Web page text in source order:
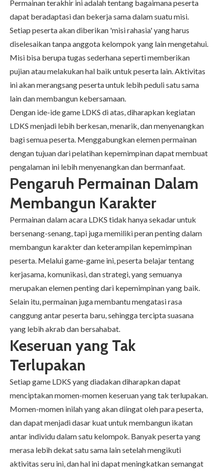
Permainan terakhir ini adalah tentang bagaimana peserta
dapat beradaptasi dan bekerja sama dalam suatu misi.
Setiap peserta akan diberikan 'misi rahasia' yang harus
diselesaikan tanpa anggota kelompok yang lain mengetahui.
Misi bisa berupa tugas sederhana seperti memberikan
pujian atau melakukan hal baik untuk peserta lain. Aktivitas
ini akan merangsang peserta untuk lebih peduli satu sama
lain dan membangun kebersamaan.
Dengan ide-ide game LDKS di atas, diharapkan kegiatan
LDKS menjadi lebih berkesan, menarik, dan menyenangkan
bagi semua peserta. Menggabungkan elemen permainan
dengan tujuan dari pelatihan kepemimpinan dapat membuat
pengalaman ini lebih menyenangkan dan bermanfaat.
Pengaruh Permainan Dalam
Membangun Karakter
Permainan dalam acara LDKS tidak hanya sekadar untuk
bersenang-senang, tapi juga memiliki peran penting dalam
membangun karakter dan keterampilan kepemimpinan
peserta. Melalui game-game ini, peserta belajar tentang
kerjasama, komunikasi, dan strategi, yang semuanya
merupakan elemen penting dari kepemimpinan yang baik.
Selain itu, permainan juga membantu mengatasi rasa
canggung antar peserta baru, sehingga tercipta suasana
yang lebih akrab dan bersahabat.
Keseruan yang Tak
Terlupakan
Setiap game LDKS yang diadakan diharapkan dapat
menciptakan momen-momen keseruan yang tak terlupakan.
Momen-momen inilah yang akan diingat oleh para peserta,
dan dapat menjadi dasar kuat untuk membangun ikatan
antar individu dalam satu kelompok. Banyak peserta yang
merasa lebih dekat satu sama lain setelah mengikuti
aktivitas seru ini, dan hal ini dapat meningkatkan semangat